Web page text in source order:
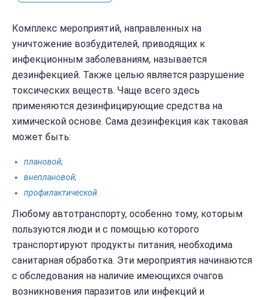
Комплекс мероприятий, направленных на
уничтожение возбудителей, приводящих к
инфекционным заболеваниям, называется
дезинфекцией. Также целью является разрушение
токсических веществ. Чаще всего здесь
применяются дезинфицирующие средства на
химической основе. Сама дезинфекция как таковая
может быть:
плановой;
внеплановой;
профилактической.
Любому автотранспорту, особенно тому, которым
пользуются люди и с помощью которого
транспортируют продукты питания, необходима
санитарная обработка. Эти мероприятия начинаются
с обследования на наличие имеющихся очагов
возникновения паразитов или инфекций и